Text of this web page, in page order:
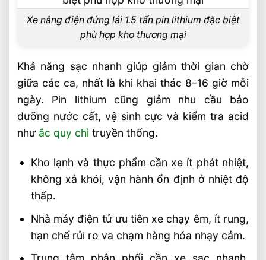
Xe nâng điện đứng lái 1.5 tấn pin lithium đặc biệt
phù hợp kho thương mại
Khả năng sạc nhanh giúp giảm thời gian chờ
giữa các ca, nhất là khi khai thác 8–16 giờ mỗi
ngày. Pin lithium cũng giảm nhu cầu bảo
dưỡng nước cất, vệ sinh cực và kiểm tra acid
như ắc quy chì truyền thống.
Kho lạnh và thực phẩm cần xe ít phát nhiệt,
không xả khói, vận hành ổn định ở nhiệt độ
thấp.
Nhà máy điện tử ưu tiên xe chạy êm, ít rung,
hạn chế rủi ro va chạm hàng hóa nhạy cảm.